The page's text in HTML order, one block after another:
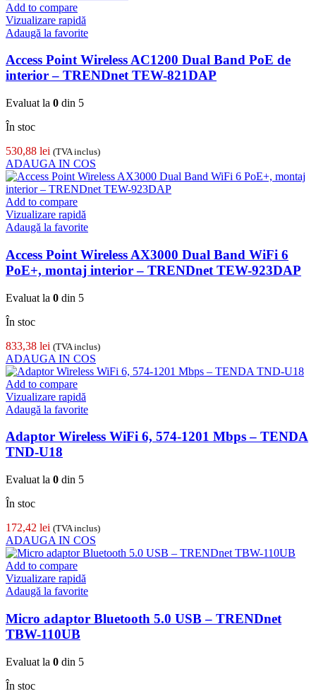
Add to compare
Vizualizare rapidă
Adaugă la favorite
Access Point Wireless AC1200 Dual Band PoE de
interior – TRENDnet TEW-821DAP
Evaluat la 0 din 5
În stoc
530,88 lei (TVA inclus)
ADAUGA IN COS
Add to compare
Vizualizare rapidă
Adaugă la favorite
Access Point Wireless AX3000 Dual Band WiFi 6
PoE+, montaj interior – TRENDnet TEW-923DAP
Evaluat la 0 din 5
În stoc
833,38 lei (TVA inclus)
ADAUGA IN COS
Add to compare
Vizualizare rapidă
Adaugă la favorite
Adaptor Wireless WiFi 6, 574-1201 Mbps – TENDA
TND-U18
Evaluat la 0 din 5
În stoc
172,42 lei (TVA inclus)
ADAUGA IN COS
Add to compare
Vizualizare rapidă
Adaugă la favorite
Micro adaptor Bluetooth 5.0 USB – TRENDnet
TBW-110UB
Evaluat la 0 din 5
În stoc